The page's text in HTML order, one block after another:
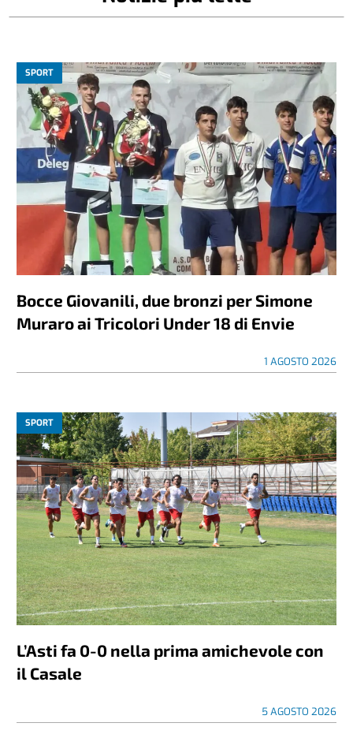
SPORT
Bocce Giovanili, due bronzi per Simone
Muraro ai Tricolori Under 18 di Envie
1 AGOSTO 2026
SPORT
L’Asti fa 0-0 nella prima amichevole con
il Casale
5 AGOSTO 2026